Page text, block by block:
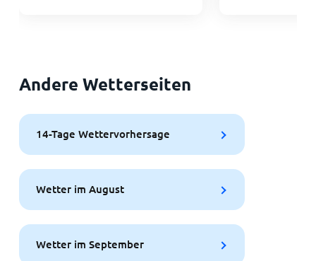
Andere Wetterseiten
14-Tage Wettervorhersage
Wetter im August
Wetter im September